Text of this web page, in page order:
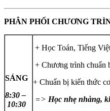
PHÂN PHỐI CHƯƠNG
SÁNG
8:30 –
10:30
+ Học Toán, Tiếng
+ Chương trình chuẩn
+ Chuẩn bị kiến thức
=> Học nhẹ nhàng,